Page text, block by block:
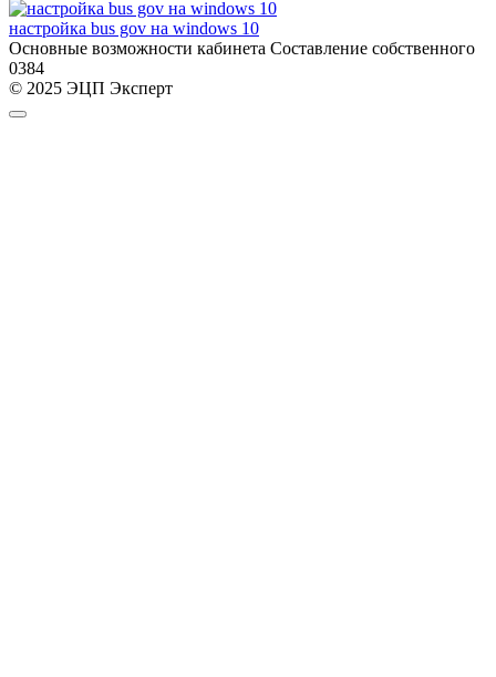
настройка bus gov на windows 10
Основные возможности кабинета Составление собственного
0384
© 2025 ЭЦП Эксперт